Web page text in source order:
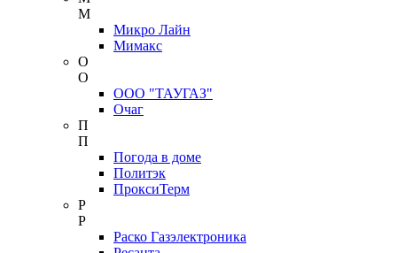
М
Микро Лайн
Мимакс
О
О
ООО "ТАУГАЗ"
Очаг
П
П
Погода в доме
Политэк
ПроксиТерм
Р
Р
Раско Газэлектроника